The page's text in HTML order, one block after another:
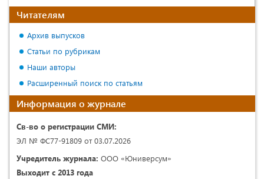
Читателям
Архив выпусков
Статьи по рубрикам
Наши авторы
Расширенный поиск по статьям
Информация о журнале
Св-во о регистрации СМИ:
ЭЛ № ФС77-91809 от 03.07.2026
Учредитель журнала: ООО «Юниверсум»
Выходит с 2013 года